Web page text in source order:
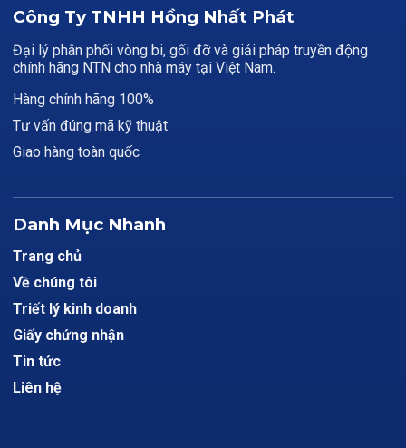
Công Ty TNHH Hồng Nhất Phát
Đại lý phân phối vòng bi, gối đỡ và giải pháp truyền động
chính hãng NTN cho nhà máy tại Việt Nam.
Hàng chính hãng 100%
Tư vấn đúng mã kỹ thuật
Giao hàng toàn quốc
Danh Mục Nhanh
Trang chủ
Về chúng tôi
Triết lý kinh doanh
Giấy chứng nhận
Tin tức
Liên hệ